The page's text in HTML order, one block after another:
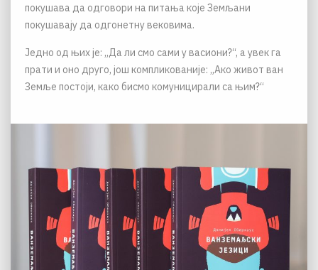
покушава да одговори на питања које Земљани
покушавају да одгонетну вековима.
Једно од њих је: „Да ли смо сами у васиони?“, а увек га
прати и оно друго, још компликованије: „Ако живот ван
Земље постоји, како бисмо комуницирали са њим?“